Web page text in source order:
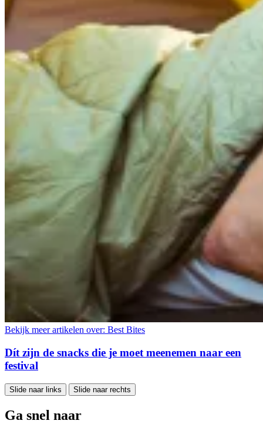
Bekijk meer artikelen over: Best Bites
Dít zijn de snacks die je moet meenemen naar een
festival
Slide naar links Slide naar rechts
Ga snel naar